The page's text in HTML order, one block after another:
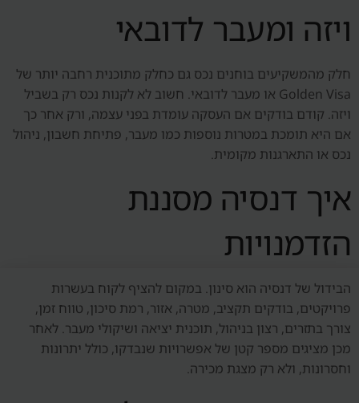
ויזה ומעבר לדובאי
חלק מהמשקיעים בוחנים נכס גם כחלק מתוכנית רחבה יותר של
Golden Visa או מעבר לדובאי. חשוב לא לקנות נכס רק בשביל
ויזה. קודם בודקים אם העסקה עומדת בפני עצמה, ורק אחר כך
אם היא תומכת במטרות נוספות כמו מעבר, פתיחת חשבון, ניהול
נכס או התארגנות מקומית.
איך דנסיה מסננת
הזדמנויות
הבידול של דנסיה הוא סינון. במקום להציף לקוח בעשרות
פרויקטים, בודקים תקציב, מטרה, אזור, רמת סיכון, טווח זמן,
צורך בתזרים, רצון בניהול, תוכנית יציאה ושיקולי מעבר. לאחר
מכן מציגים מספר קטן של אפשרויות שנבדקו, כולל יתרונות
וחסרונות, ולא רק מצגת מכירה.